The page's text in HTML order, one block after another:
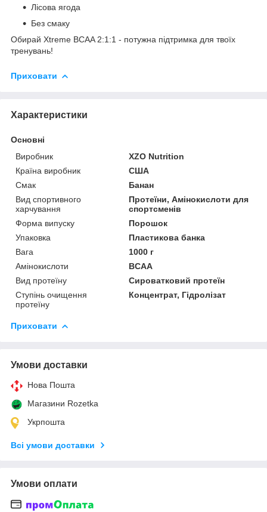
Лісова ягода
Без смаку
Обирай Xtreme BCAA 2:1:1 - потужна підтримка для твоїх
тренувань!
Приховати
Характеристики
Основні
Виробник
XZO Nutrition
Країна виробник
США
Смак
Банан
Вид спортивного
харчування
Протеїни, Амінокислоти для
спортсменів
Форма випуску
Порошок
Упаковка
Пластикова банка
Вага
1000 г
Амінокислоти
BCAA
Вид протеїну
Сироватковий протеїн
Ступінь очищення
протеїну
Концентрат, Гідролізат
Приховати
Умови доставки
Нова Пошта
Магазини Rozetka
Укрпошта
Всі умови доставки
Умови оплати